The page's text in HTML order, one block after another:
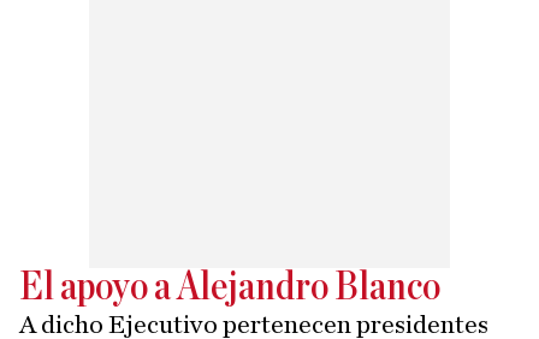
El apoyo a Alejandro Blanco
A dicho Ejecutivo pertenecen presidentes